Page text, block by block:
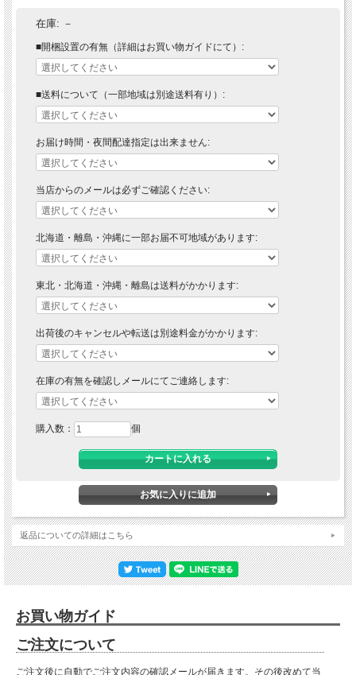
在庫: －
■開梱設置の有無（詳細はお買い物ガイドにて）:
■送料について（一部地域は別途送料有り）:
お届け時間・夜間配達指定は出来ません:
当店からのメールは必ずご確認ください:
北海道・離島・沖縄に一部お届不可地域があります:
東北・北海道・沖縄・離島は送料がかかります:
出荷後のキャンセルや転送は別途料金がかかります:
在庫の有無を確認しメールにてご連絡します:
購入数： 個
返品についての詳細はこちら
お買い物ガイド
ご注文について
ご注文後に自動でご注文内容の確認メールが届きます。その後改めて当